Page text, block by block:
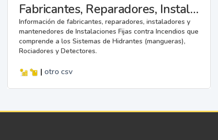
Fabricantes, Reparadores, Instaladores y Mantenedores de Instalaciones Fijas contra Incendios.
Información de fabricantes, reparadores, instaladores y
mantenedores de Instalaciones Fijas contra Incendios que
comprende a los Sistemas de Hidrantes (mangueras),
Rociadores y Detectores.
| otro csv